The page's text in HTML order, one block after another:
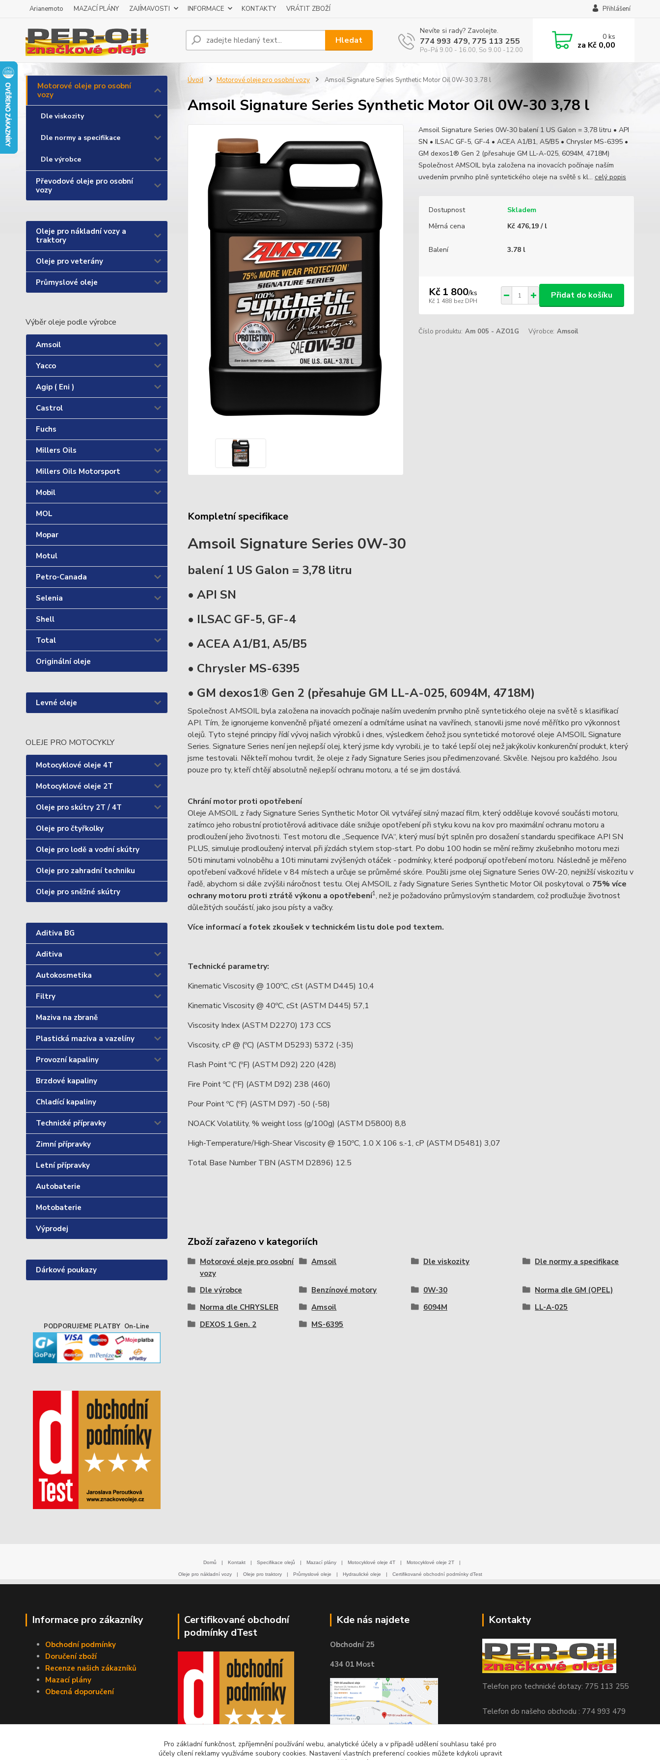
Arianemoto MAZACÍ PLÁNY ZAJÍMAVOSTI INFORMACE KONTAKTY VRÁTIT ZBOŽÍ Přihlášení
Hledat
Nevíte si rady? Zavolejte.
774 993 479, 775 113 255
Po-Pá 9.00 - 16.00, So 9.00 -12.00
0ks
za Kč 0,00
Motorové oleje pro osobní
vozy
Dle viskozity
Dle normy a specifikace
Dle výrobce
Převodové oleje pro osobní
vozy
Oleje pro nákladní vozy a
traktory
Oleje pro veterány
Průmyslové oleje
Výběr oleje podle výrobce
Amsoil
Yacco
Agip ( Eni )
Castrol
Fuchs
Millers Oils
Millers Oils Motorsport
Mobil
MOL
Mopar
Motul
Petro-Canada
Selenia
Shell
Total
Originální oleje
Levné oleje
OLEJE PRO MOTOCYKLY
Motocyklové oleje 4T
Motocyklové oleje 2T
Oleje pro skútry 2T / 4T
Oleje pro čtyřkolky
Oleje pro lodě a vodní skútry
Oleje pro zahradní techniku
Oleje pro sněžné skútry
Aditiva BG
Aditiva
Autokosmetika
Filtry
Maziva na zbraně
Plastická maziva a vazelíny
Provozní kapaliny
Brzdové kapaliny
Chladící kapaliny
Technické přípravky
Zimní přípravky
Letní přípravky
Autobaterie
Motobaterie
Výprodej
Dárkové poukazy
PODPORUJEME PLATBY On-Line
Úvod Motorové oleje pro osobní vozy Amsoil Signature Series Synthetic Motor Oil 0W-30 3,78 l
Amsoil Signature Series Synthetic Motor Oil 0W-30 3,78 l
Amsoil Signature Series 0W-30 balení 1 US Galon = 3,78 litru • API
SN • ILSAC GF-5, GF-4 • ACEA A1/B1, A5/B5 • Chrysler MS-6395 •
GM dexos1® Gen 2 (přesahuje GM LL-A-025, 6094M, 4718M)
Společnost AMSOIL byla založena na inovacích počínaje naším
uvedením prvního plně syntetického oleje na světě s kl... celý popis
Dostupnost
Skladem
Měrná cena
Kč 476,19 / l
Balení 3.78 l
Kč 1 800/ks
Kč 1 488 bez DPH
Přidat do košíku
Číslo produktu: Am 005 - AZO1G Výrobce: Amsoil
Kompletní specifikace
Amsoil Signature Series 0W-30
balení 1 US Galon = 3,78 litru
• API SN
• ILSAC GF-5, GF-4
• ACEA A1/B1, A5/B5
• Chrysler MS-6395
• GM dexos1® Gen 2 (přesahuje GM LL-A-025, 6094M, 4718M)
Společnost AMSOIL byla založena na inovacích počínaje naším uvedením prvního plně syntetického oleje na světě s klasifikací
API. Tím, že ignorujeme konvenčně přijaté omezení a odmítáme usínat na vavřínech, stanovili jsme nové měřítko pro výkonnost
olejů. Tyto stejné principy řídí vývoj našich výrobků i dnes, výsledkem čehož jsou syntetické motorové oleje AMSOIL Signature
Series. Signature Series není jen nejlepší olej, který jsme kdy vyrobili, je to také lepší olej než jakýkoliv konkurenční produkt, který
jsme testovali. Někteří mohou tvrdit, že oleje z řady Signature Series jsou předimenzované. Skvěle. Nejsou pro každého. Jsou
pouze pro ty, kteří chtějí absolutně nejlepší ochranu motoru, a té se jim dostává.
Chrání motor proti opotřebení
Oleje AMSOIL z řady Signature Series Synthetic Motor Oil vytvářejí silný mazací film, který odděluje kovové součásti motoru,
zatímco jeho robustní protiotěrová aditivace dále snižuje opotřebení při styku kovu na kov pro maximální ochranu motoru a
prodloužení jeho životnosti. Test motoru dle „Sequence IVA“, který musí být splněn pro dosažení standardu specifikace API SN
PLUS, simuluje prodloužený interval při jízdách stylem stop-start. Po dobu 100 hodin se mění režimy zkušebního motoru mezi
50ti minutami volnoběhu a 10ti minutami zvýšených otáček - podmínky, které podporují opotřebení motoru. Následně je měřeno
opotřebení vačkové hřídele v 84 místech a určuje se průměrné skóre. Použili jsme olej Signature Series 0W-20, nejnižší viskozitu v
řadě, abychom si dále zvýšili náročnost testu. Olej AMSOIL z řady Signature Series Synthetic Motor Oil poskytoval o 75% více
ochrany motoru proti ztrátě výkonu a opotřebení1, než je požadováno průmyslovým standardem, což prodlužuje životnost
důležitých součástí, jako jsou písty a vačky.
Více informací a fotek zkoušek v technickém listu dole pod textem.
Technické parametry:
Kinematic Viscosity @ 100ºC, cSt (ASTM D445) 10,4
Kinematic Viscosity @ 40ºC, cSt (ASTM D445) 57,1
Viscosity Index (ASTM D2270) 173 CCS
Viscosity, cP @ (ºC) (ASTM D5293) 5372 (-35)
Flash Point ºC (ºF) (ASTM D92) 220 (428)
Fire Point ºC (ºF) (ASTM D92) 238 (460)
Pour Point ºC (ºF) (ASTM D97) -50 (-58)
NOACK Volatility, % weight loss (g/100g) (ASTM D5800) 8,8
High-Temperature/High-Shear Viscosity @ 150ºC, 1.0 X 106 s.-1, cP (ASTM D5481) 3,07
Total Base Number TBN (ASTM D2896) 12.5
Zboží zařazeno v kategoriích
Motorové oleje pro osobní
vozy
Amsoil Dle viskozity Dle normy a specifikace
Dle výrobce Benzínové motory 0W-30
Norma dle GM (OPEL)
Norma dle CHRYSLER
Amsoil 6094M
LL-A-025
DEXOS 1 Gen. 2
MS-6395
Domů | Kontakt | Specifikace olejů | Mazací plány | Motocyklové oleje 4T | Motocyklové oleje 2T |
Oleje pro nákladní vozy | Oleje pro traktory | Průmyslové oleje | Hydraulické oleje | Certifikované obchodní podmínky dTest
Informace pro zákazníky
Obchodní podmínky
Doručení zboží
Recenze našich zákazníků
Mazací plány
Obecná doporučení
Certifikované obchodní
podmínky dTest
Kde nás najdete
Obchodní 25
434 01 Most
Kontakty
Telefon pro technické dotazy: 775 113 255
Telefon do našeho obchodu : 774 993 479
Pro základní funkčnost, zpříjemnění používání webu, analytické účely a v případě udělení souhlasu také pro
účely cílení reklamy využíváme soubory cookies. Nastavení vlastních preferencí cookies můžete kdykoli upravit